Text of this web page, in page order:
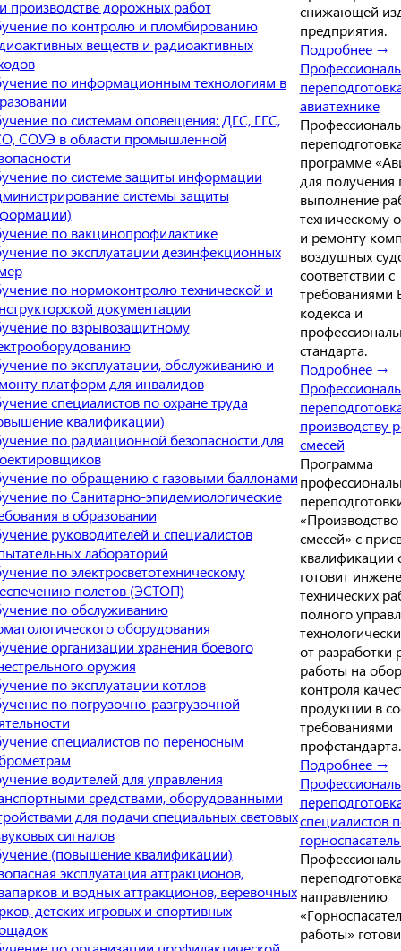
производстве дорожных работ
по контролю и пломбированию
веществ и радиоактивных
по информационным технологиям в
по системам оповещения: ДГС, ГГС,
СОУЭ в области промышленной
по системе защиты информации
системы защиты
по вакцинопрофилактике
по эксплуатации дезинфекционных
по нормоконтролю технической и
документации
по взрывозащитному
по эксплуатации, обслуживанию и
платформ для инвалидов
специалистов по охране труда
квалификации)
по радиационной безопасности для
по обращению с газовыми баллонами
по Санитарно-эпидемиологические
в образовании
руководителей и специалистов
лабораторий
по электросветотехническому
полетов (ЭСТОП)
по обслуживанию
оборудования
организации хранения боевого
оружия
по эксплуатации котлов
по погрузочно-разгрузочной
специалистов по переносным
водителей для управления
средствами, оборудованными
для подачи специальных световых
сигналов
(повышение квалификации)
эксплуатация аттракционов,
и водных аттракционов, веревочных
детских игровых и спортивных
снижающей
предприятия.
Подробнее →
авиатехнике
программе
для получения
выполнение
техническому
и ремонту
воздушных
соответствии с
требованиями
кодекса и
стандарта.
Подробнее →
производству
смесей
Программа
смесей» с
квалификации
готовит
технических
полного
от разработки
работы на
контроля
продукции в
требованиями
профстандарта.
Подробнее →
специалистов
направлению
работы»